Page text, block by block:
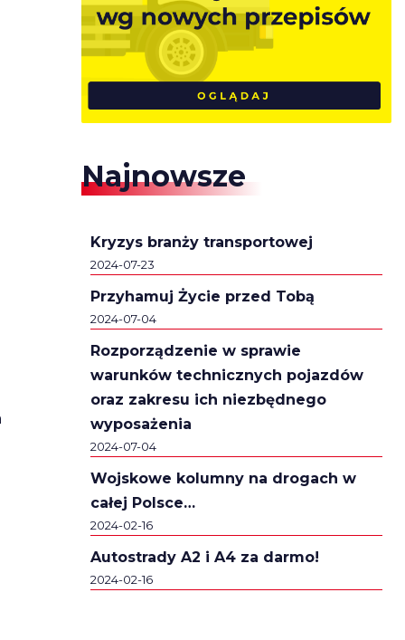
Najnowsze
Kryzys branży transportowej
2024-07-23
Przyhamuj Życie przed Tobą
2024-07-04
Rozporządzenie w sprawie
warunków technicznych pojazdów
oraz zakresu ich niezbędnego
wyposażenia
2024-07-04
Wojskowe kolumny na drogach w
całej Polsce…
2024-02-16
Autostrady A2 i A4 za darmo!
2024-02-16